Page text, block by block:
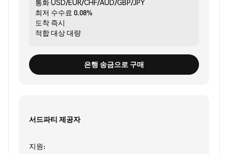
최저 수수료 0.08%
도착 즉시
적합 대상대량
은행 송금으로 구매
서드파티 제공자
지원: